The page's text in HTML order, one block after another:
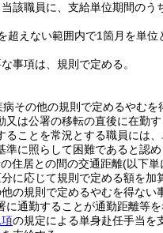
該職員に、支給単位期間のう
えない範囲内で1箇月を単位
事項は、規則で定める。
その他の規則で定めるやむ
は公署の移転の直後に在勤
ことを常況とする職員には、
に照らして困難であると認め
住居との間の交通距離(以下単
に応じて規則で定める額を加
の規則で定めるやむを得ない
通勤することが通勤距離等
の規定による単身赴任手当を